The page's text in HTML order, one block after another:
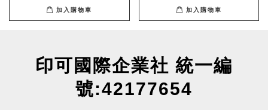
加入購物車 加入購物車
印可國際企業社 統一編
號:42177654